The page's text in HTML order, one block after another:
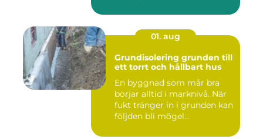
01. aug
Grundisolering grunden till
ett torrt och hållbart hus
En byggnad som mår bra
börjar alltid i marknivå. När
fukt tränger in i grunden kan
följden bli mögel...